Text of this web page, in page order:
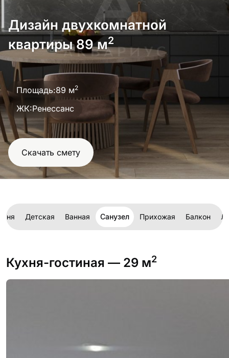
8 (861) 945-12-
34
Обсудить
проект
Дизайн двухкомнатной
квартиры 89 м2
Площадь:89 м2
ЖК:Ренессанс
Скачать смету
Детская Ванная Санузел Прихожая Балкон
Кухня-гостиная — 29 м2